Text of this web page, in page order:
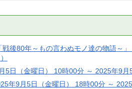
戦後80年～もの言わぬモノ達の物語～
5日（金曜日） 10時00分 ～ 2025年9月
年9月5日（金曜日） 18時00分 ～